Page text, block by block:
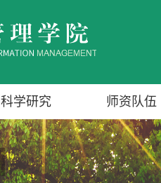
科学研究 师资队伍